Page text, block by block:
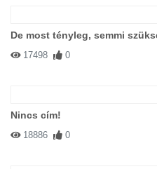
De most tényleg, semmi
17498 0
Nincs cím!
18886 0